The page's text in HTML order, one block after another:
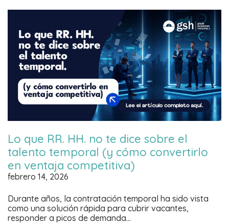
Lo que RR. HH. no te dice sobre el
talento temporal (y cómo convertirlo
en ventaja competitiva)
febrero 14, 2026
Durante años, la contratación temporal ha sido vista
como una solución rápida para cubrir vacantes,
responder a picos de demanda…